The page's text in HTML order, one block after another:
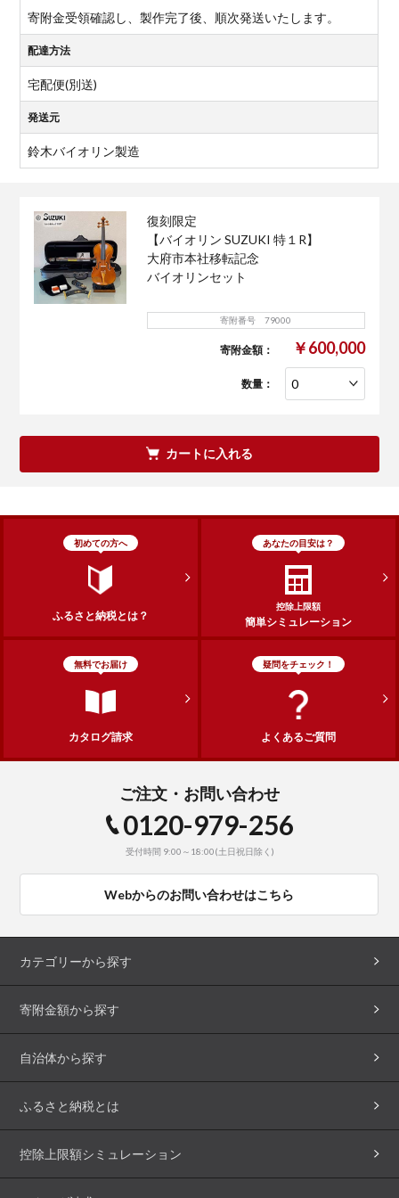
寄附金受領確認し、製作完了後、順次発送いたします。
配達方法
宅配便(別送)
発送元
鈴木バイオリン製造
復刻限定
【バイオリン SUZUKI 特１R】
大府市本社移転記念
バイオリンセット
寄附番号 79000
寄附金額： ￥600,000
数量：
カートに入れる
初めての方へ
ふるさと納税とは？
あなたの目安は？
控除上限額
簡単シミュレーション
無料でお届け
カタログ請求
疑問をチェック！
よくあるご質問
ご注文・お問い合わせ
0120-979-256
受付時間 9:00～18:00(土日祝日除く)
Webからのお問い合わせはこちら
カテゴリーから探す
寄附金額から探す
自治体から探す
ふるさと納税とは
控除上限額シミュレーション